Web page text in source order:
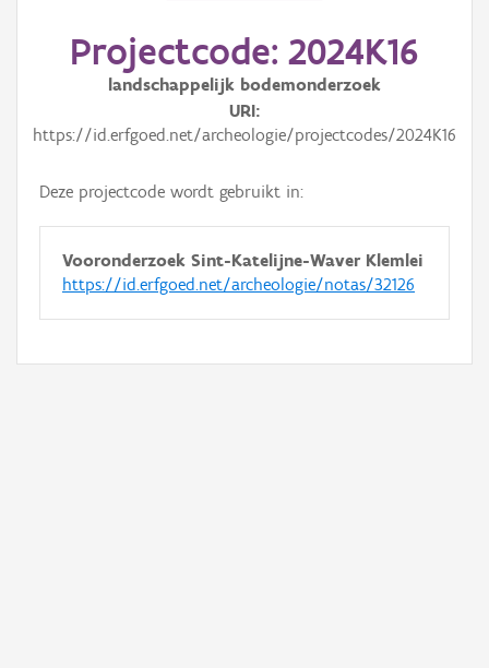
Projectcode: 2024K16
landschappelijk bodemonderzoek
URI
https://id.erfgoed.net/archeologie/projectcodes/2024K16
Deze projectcode wordt gebruikt in:
Vooronderzoek Sint-Katelijne-Waver Klemlei
https://id.erfgoed.net/archeologie/notas/32126